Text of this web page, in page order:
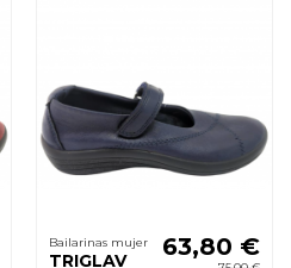
Bailarinas mujer
TRIGLAV
63,80 €